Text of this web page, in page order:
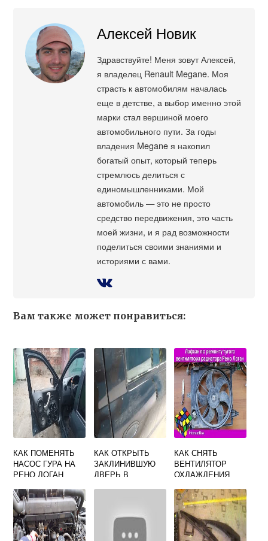
Алексей Новик
Здравствуйте! Меня зовут Алексей,
я владелец Renault Megane. Моя
страсть к автомобилям началась
еще в детстве, а выбор именно этой
марки стал вершиной моего
автомобильного пути. За годы
владения Megane я накопил
богатый опыт, который теперь
стремлюсь делиться с
единомышленниками. Мой
автомобиль — это не просто
средство передвижения, это часть
моей жизни, и я рад возможности
поделиться своими знаниями и
историями с вами.
Вам также может понравиться:
КАК ПОМЕНЯТЬ
НАСОС ГУРА НА
РЕНО ЛОГАН
КАК ОТКРЫТЬ
ЗАКЛИНИВШУЮ
ДВЕРЬ В
КАК СНЯТЬ
ВЕНТИЛЯТОР
ОХЛАЖДЕНИЯ
КОНДЕРОМ